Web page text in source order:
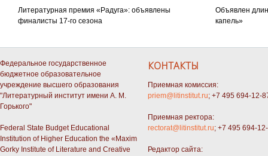
Литературная премия «Радуга»: объявлены
финалисты 17-го сезона
Объявлен
капель»
Федеральное государственное
бюджетное образовательное
учреждение высшего образования
"Литературный институт имени А. М.
Горького"
Federal State Budget Educational
Institution of Higher Education the «Maxim
Gorky Institute of Literature and Creative
КОНТАКТЫ
Приемная комиссия:
priem@litinstitut.ru; +7 495 694-12-
Приемная ректора:
rectorat@litinstitut.ru; +7 495 694-
Редактор сайта: